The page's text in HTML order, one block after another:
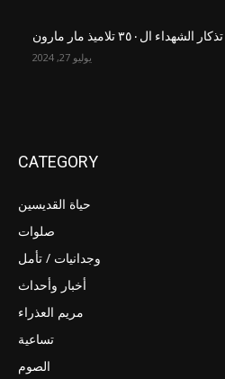
تذكار الشهداء ال٣٥٠ تلاميذ مار مارون
يوليو 27, 2024
CATEGORY
حياة القديسين
صلوات
وجدانيات / تأمل
أخبار وأحداث
مريم العذراء
تساعية
الصوم